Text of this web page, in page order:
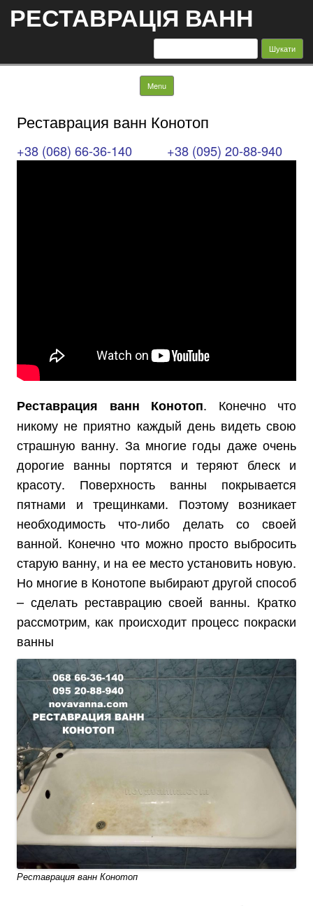
РЕСТАВРАЦІЯ ВАНН
Пошук:
Menu Skip to content
Реставрация ванн Конотоп
+38 (068) 66-36-140 +38 (095) 20-88-940
Реставрация ванн Конотоп. Конечно что
никому не приятно каждый день видеть свою
страшную ванну. За многие годы даже очень
дорогие ванны портятся и теряют блеск и
красоту. Поверхность ванны покрывается
пятнами и трещинками. Поэтому возникает
необходимость что-либо делать со своей
ванной. Конечно что можно просто выбросить
старую ванну, и на ее место установить новую.
Но многие в Конотопе выбирают другой способ
– сделать реставрацию своей ванны. Кратко
рассмотрим, как происходит процесс покраски
ванны
Реставрация ванн Конотоп